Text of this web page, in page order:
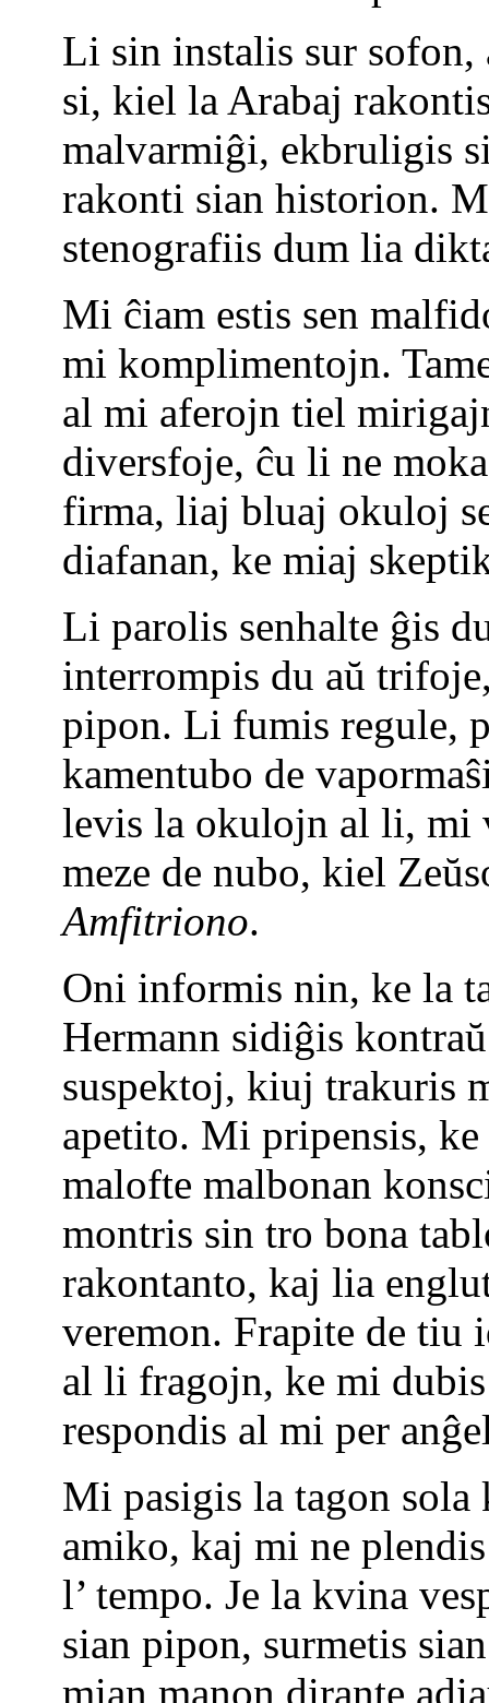
Li sin instalis sur
si, kiel la Arabaj
malvarmiĝi, ekbruligis
rakonti sian historion.
stenografiis dum lia
Mi ĉiam estis sen
mi komplimentojn.
al mi aferojn tiel
diversfoje, ĉu li ne
firma, liaj bluaj okuloj
diafanan, ke miaj
Li parolis senhalte ĝis
interrompis du aŭ
pipon. Li fumis regule,
kamentubo de
levis la okulojn al li, mi
meze de nubo, kiel
Amfitriono.
Oni informis nin, ke la
Hermann sidiĝis
suspektoj, kiuj trakuris
apetito. Mi pripensis, ke
malofte malbonan
montris sin tro bona
rakontanto, kaj lia
veremon. Frapite de tiu
al li fragojn, ke mi
respondis al mi per
Mi pasigis la tagon sola
amiko, kaj mi ne
l’ tempo. Je la kvina
sian pipon, surmetis
mian manon dirante